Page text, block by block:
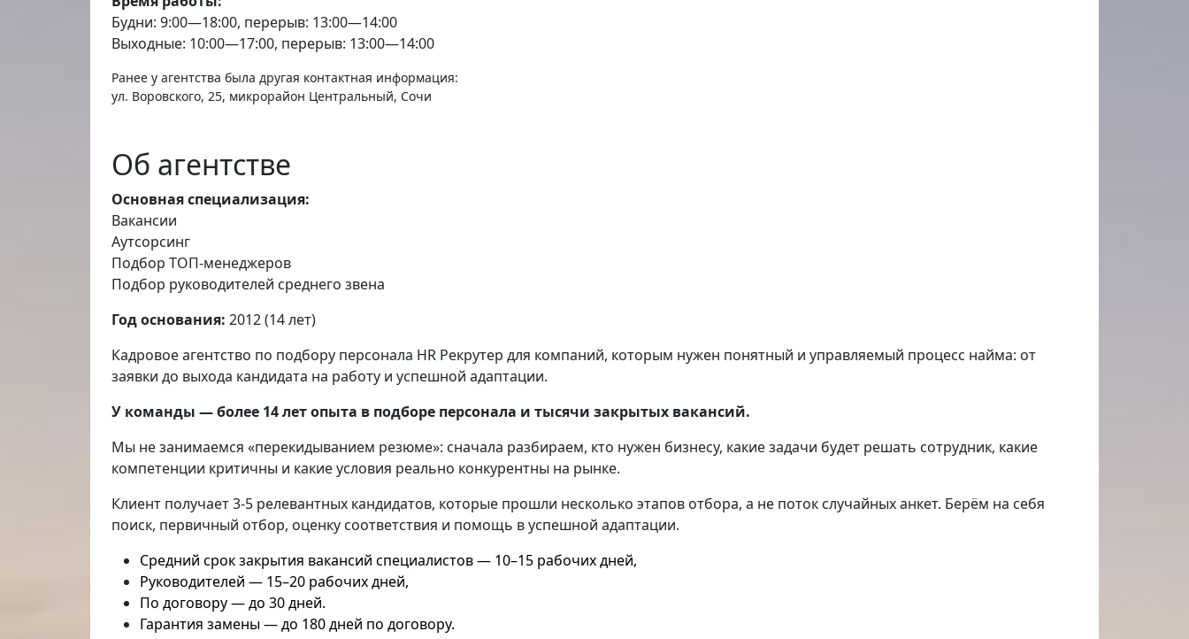
Будни: 9:00—18:00, перерыв: 13:00—14:00
Выходные: 10:00—17:00, перерыв: 13:00—14:00
Ранее у агентства была другая контактная информация:
ул. Воровского, 25, микрорайон Центральный, Сочи
Об агентстве
Основная специализация:
Вакансии
Аутсорсинг
Подбор ТОП-менеджеров
Подбор руководителей среднего звена
Год основания: 2012 (14 лет)
Кадровое агентство по подбору персонала HR Рекрутер для компаний, которым нужен понятный и управляемый процесс найма: от
заявки до выхода кандидата на работу и успешной адаптации.
У команды — более 14 лет опыта в подборе персонала и тысячи закрытых вакансий.
Мы не занимаемся «перекидыванием резюме»: сначала разбираем, кто нужен бизнесу, какие задачи будет решать сотрудник, какие
компетенции критичны и какие условия реально конкурентны на рынке.
Клиент получает 3-5 релевантных кандидатов, которые прошли несколько этапов отбора, а не поток случайных анкет. Берём на себя
поиск, первичный отбор, оценку соответствия и помощь в успешной адаптации.
Средний срок закрытия вакансий специалистов — 10–15 рабочих дней,
Руководителей — 15–20 рабочих дней,
По договору — до 30 дней.
Гарантия замены — до 180 дней по договору.